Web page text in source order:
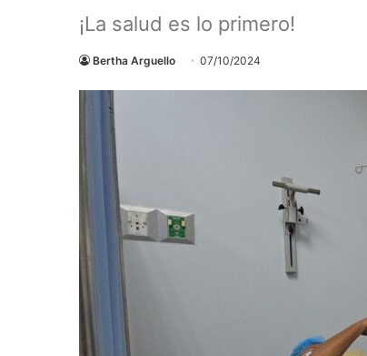
¡La salud es lo primero!
Bertha Arguello 07/10/2024